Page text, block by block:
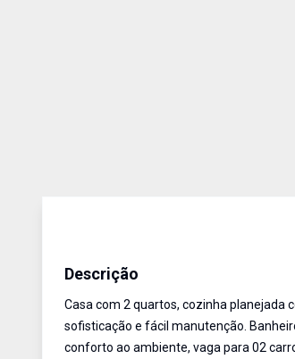
Descrição
Casa com 2 quartos, cozinha planejada
sofisticação e fácil manutenção.
conforto ao ambiente, vaga para 02